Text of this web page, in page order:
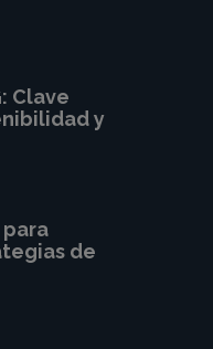
Clave
y
para
de